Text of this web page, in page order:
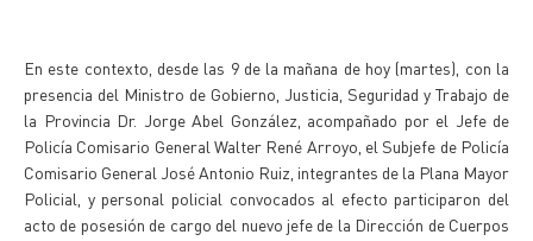
En este contexto, desde las 9 de la mañana de hoy (martes), con la
presencia del Ministro de Gobierno, Justicia, Seguridad y Trabajo de
la Provincia Dr. Jorge Abel González, acompañado por el Jefe de
Policía Comisario General Walter René Arroyo, el Subjefe de Policía
Comisario General José Antonio Ruiz, integrantes de la Plana Mayor
Policial, y personal policial convocados al efecto participaron del
acto de posesión de cargo del nuevo jefe de la Dirección de Cuerpos